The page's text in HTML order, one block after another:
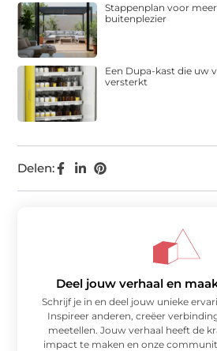
Delen:
Stappenplan voor
buitenplezier
Een Dupa-kast die uw
versterkt
Deel jouw verhaal en
Schrijf je in en deel jouw unieke
Inspireer anderen, creëer
meetellen. Jouw verhaal heeft de
impact te maken en onze